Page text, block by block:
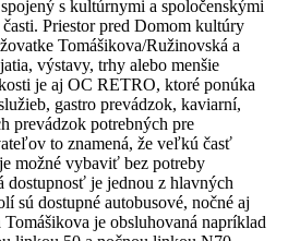
s kultúrnymi a spoločenskými
Priestor pred Domom kultúry
Tomášikova/Ružinovská a
výstavy, trhy alebo menšie
je aj OC RETRO, ktoré ponúka
gastro prevádzok, kaviarní,
prevádzok potrebných pre
to znamená, že veľkú časť
možné vybaviť bez potreby
dostupnosť je jednou z hlavných
sú dostupné autobusové, nočné aj
je obsluhovaná napríklad